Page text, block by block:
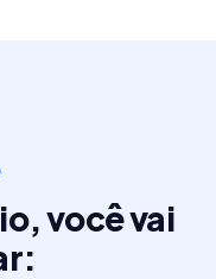
você vai